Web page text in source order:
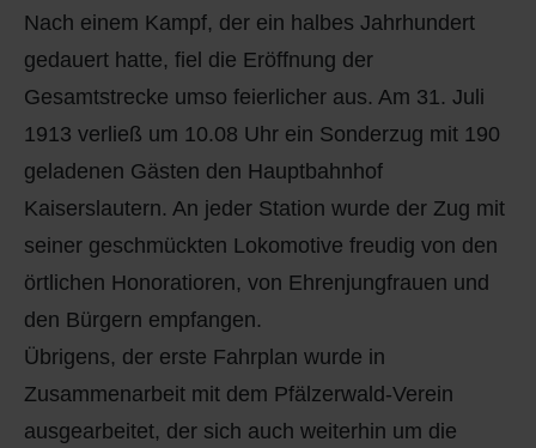
Nach einem Kampf, der ein halbes Jahrhundert
gedauert hatte, fiel die Eröffnung der
Gesamtstrecke umso feierlicher aus. Am 31. Juli
1913 verließ um 10.08 Uhr ein Sonderzug mit 190
geladenen Gästen den Hauptbahnhof
Kaiserslautern. An jeder Station wurde der Zug mit
seiner geschmückten Lokomotive freudig von den
örtlichen Honoratioren, von Ehrenjungfrauen und
den Bürgern empfangen.
Übrigens, der erste Fahrplan wurde in
Zusammenarbeit mit dem Pfälzerwald-Verein
ausgearbeitet, der sich auch weiterhin um die